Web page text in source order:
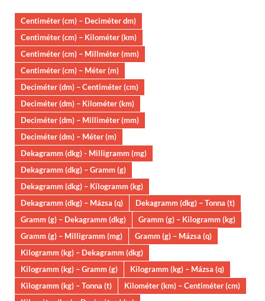
Centiméter (cm) – Deciméter dm)
Centiméter (cm) – Kilométer (km)
Centiméter (cm) – Millméter (mm)
Centiméter (cm) – Méter (m)
Deciméter (dm) – Centiméter (cm)
Deciméter (dm) – Kilométer (km)
Deciméter (dm) – Milliméter (mm)
Deciméter (dm) – Méter (m)
Dekagramm (dkg) - Milligramm (mg)
Dekagramm (dkg) – Gramm (g)
Dekagramm (dkg) – Kilogramm (kg)
Dekagramm (dkg) – Mázsa (q)
Dekagramm (dkg) – Tonna (t)
Gramm (g) – Dekagramm (dkg)
Gramm (g) – Kilogramm (kg)
Gramm (g) – Milligramm (mg)
Gramm (g) – Mázsa (q)
Kilogramm (kg) – Dekagramm (dkg)
Kilogramm (kg) – Gramm (g)
Kilogramm (kg) – Mázsa (q)
Kilogramm (kg) – Tonna (t)
Kilométer (km) – Centiméter (cm)